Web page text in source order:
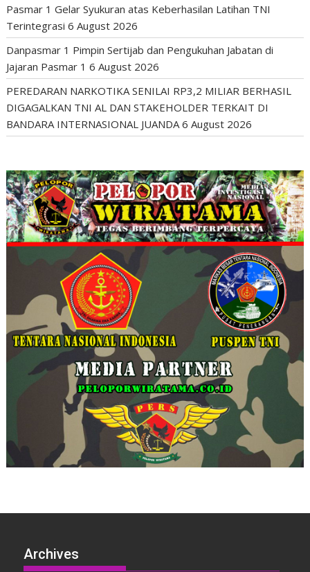
Pasmar 1 Gelar Syukuran atas Keberhasilan Latihan TNI
Terintegrasi 6 August 2026
Danpasmar 1 Pimpin Sertijab dan Pengukuhan Jabatan di
Jajaran Pasmar 1 6 August 2026
PEREDARAN NARKOTIKA SENILAI RP3,2 MILIAR BERHASIL
DIGAGALKAN TNI AL DAN STAKEHOLDER TERKAIT DI
BANDARA INTERNASIONAL JUANDA 6 August 2026
Archives